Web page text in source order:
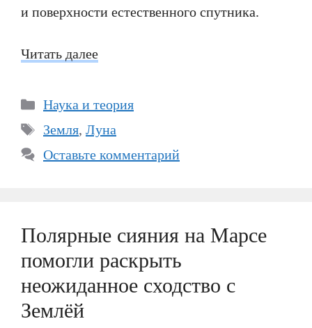
и поверхности естественного спутника.
Читать далее
Рубрики
Наука и теория
Метки
Земля, Луна
Оставьте комментарий
Полярные сияния на Марсе
помогли раскрыть
неожиданное сходство с
Землёй